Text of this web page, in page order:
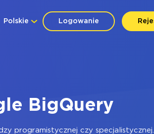
Logowanie
Polskie
BigQuery
programistycznej czy specjalistycznej.